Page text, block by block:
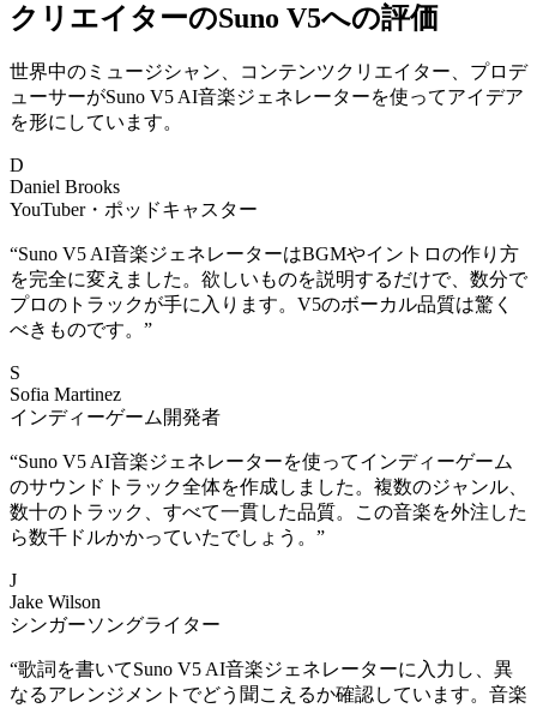
クリエイターのSuno V5への評価
世界中のミュージシャン、コンテンツクリエイター、プロデ
ューサーがSuno V5 AI音楽ジェネレーターを使ってアイデア
を形にしています。
D
Daniel Brooks
YouTuber・ポッドキャスター
“Suno V5 AI音楽ジェネレーターはBGMやイントロの作り方
を完全に変えました。欲しいものを説明するだけで、数分で
プロのトラックが手に入ります。V5のボーカル品質は驚く
べきものです。 ”
S
Sofia Martinez
インディーゲーム開発者
“Suno V5 AI音楽ジェネレーターを使ってインディーゲーム
のサウンドトラック全体を作成しました。複数のジャンル、
数十のトラック、すべて一貫した品質。この音楽を外注した
ら数千ドルかかっていたでしょう。 ”
J
Jake Wilson
シンガーソングライター
“歌詞を書いてSuno V5 AI音楽ジェネレーターに入力し、異
なるアレンジメントでどう聞こえるか確認しています。音楽